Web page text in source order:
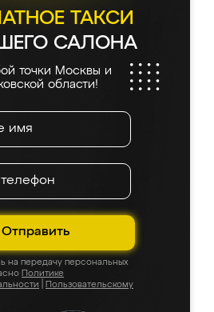
ТАКСИ
САЛОНА
точки Москвы и
области!
Отправить
на передачу персональных
Политике
Пользовательскому